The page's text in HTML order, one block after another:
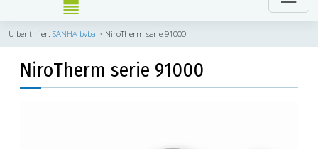
U bent hier: SANHA bvba > NiroTherm serie 91000
NiroTherm serie 91000